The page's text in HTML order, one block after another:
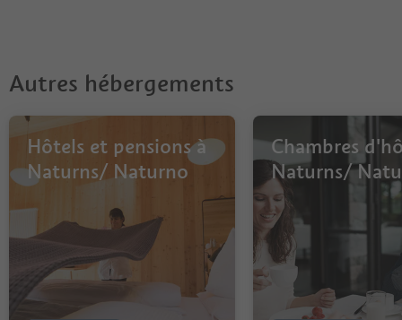
Autres hébergements
Hôtels et pensions à
Naturns/ Naturno
Chambres
Naturns/